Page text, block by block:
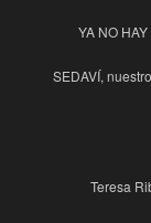
YA NO
SEDAVÍ,
Teresa